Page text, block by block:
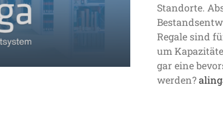
Standorte.
Regale sind
um
gar eine
werden?